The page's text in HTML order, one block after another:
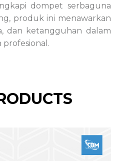
dompet serbaguna
produk ini menawarkan
dan ketangguhan dalam
profesional.